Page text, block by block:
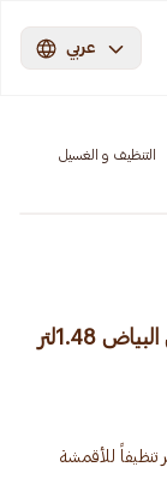
عربي
التنظيف و الغسيل
1.48لتر
للأقمشة